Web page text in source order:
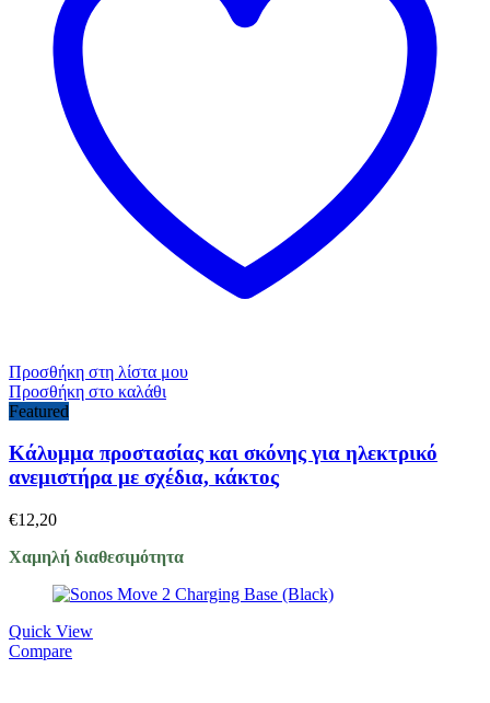
Προσθήκη στη λίστα μου
Προσθήκη στο καλάθι
Featured
Κάλυμμα προστασίας και σκόνης για ηλεκτρικό
ανεμιστήρα με σχέδια, κάκτος
€12,20
Χαμηλή διαθεσιμότητα
Quick View
Compare